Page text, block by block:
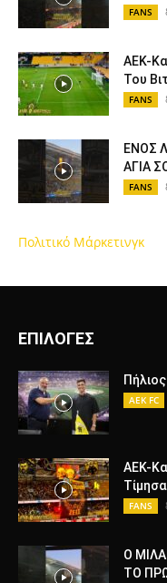
FANS
ΑΕΚ-
Του
FANS
ΕΝΟΣ
ΑΓΙΑ
FANS
Πολιτικό Μάρκετινγκ
ΕΠΙΛΟΓΕΣ
AEK FC
ΑΕΚ-
FANS
Ο
ΤΟ